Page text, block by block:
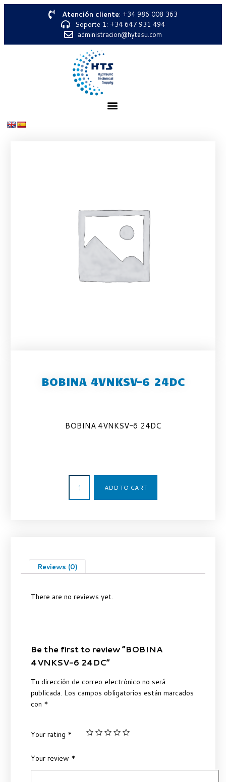
Atención cliente: +34 986 008 363
Soporte 1: +34 647 931 494
administracion@hytesu.com
BOBINA 4VNKSV-6 24DC
BOBINA 4VNKSV-6 24DC
ADD TO CART
Reviews (0)
There are no reviews yet.
Be the first to review “BOBINA
4VNKSV-6 24DC”
Tu dirección de correo electrónico no será
publicada. Los campos obligatorios están marcados
con *
Your rating *
Your review *